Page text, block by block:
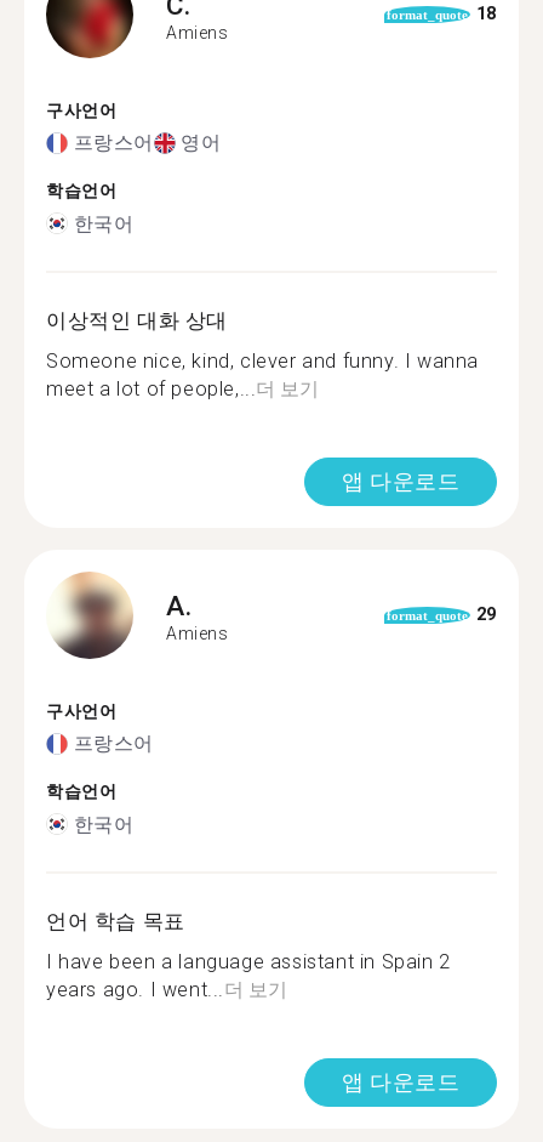
Amiens
format_quote 18
구사언어
프랑스어 영어
학습언어
한국어
이상적인 대화 상대
Someone nice, kind, clever and funny. I wanna
meet a lot of people,... 더 보기
앱 다운로드
A.
Amiens
format_quote 29
구사언어
프랑스어
학습언어
한국어
언어 학습 목표
I have been a language assistant in Spain 2
years ago. I went... 더 보기
앱 다운로드